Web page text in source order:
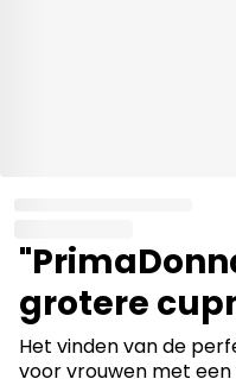
grotere
Het vinden van de
voor vrouwen met